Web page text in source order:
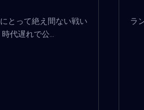
とって絶え間ない戦い
代遅れで公...
ラ